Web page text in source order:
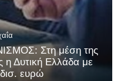
Στη μέση της
η Δυτική Ελλάδα με
ευρώ